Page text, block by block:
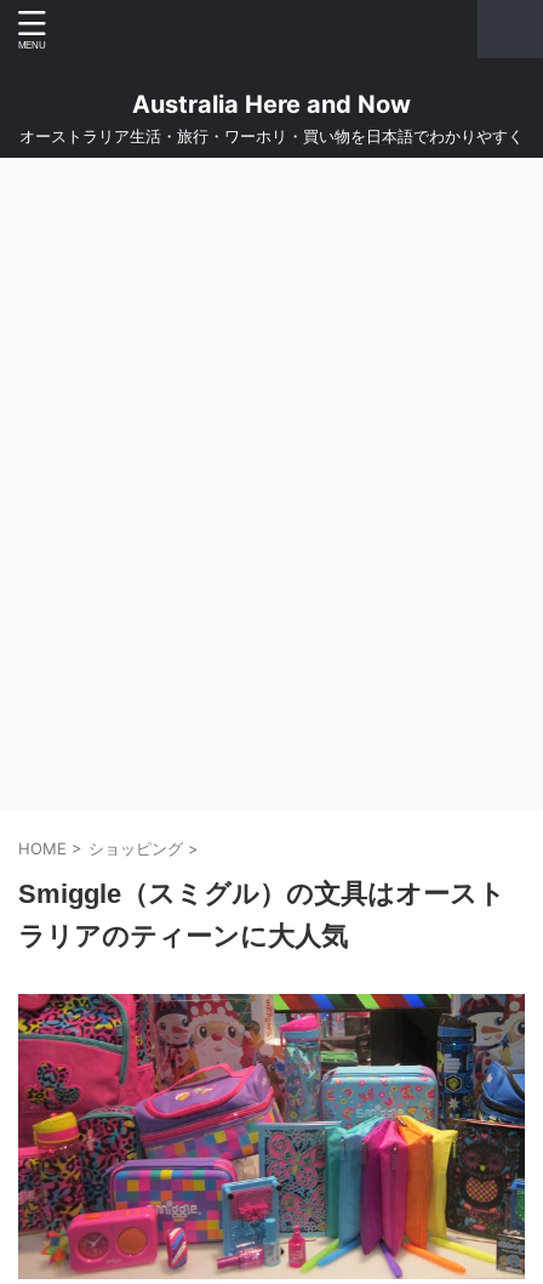
Australia Here and Now
オーストラリア生活・旅行・ワーホリ・買い物を日本語でわかりやすく
HOME > ショッピング >
Smiggle（スミグル）の文具はオースト
ラリアのティーンに大人気